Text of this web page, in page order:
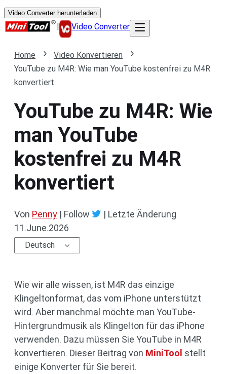
Video Converter herunterladen
| Video Converter
Home
Video Konvertieren
YouTube zu M4R: Wie man YouTube kostenfrei zu M4R
konvertiert
YouTube zu M4R: Wie
man YouTube
kostenfrei zu M4R
konvertiert
Von Penny | Follow | Letzte Änderung
11.June.2026
Deutsch
Wie wir alle wissen, ist M4R das einzige
Klingeltonformat, das vom iPhone unterstützt
wird. Aber manchmal möchte man YouTube-
Hintergrundmusik als Klingelton für das iPhone
verwenden. Dazu müssen Sie YouTube in M4R
konvertieren. Dieser Beitrag von MiniTool stellt
einige Konverter für Sie bereit.